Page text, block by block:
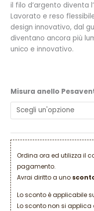
il filo d’argento diventa
Lavorato e reso
design innovativo, dal
diventano ancora più
unico e innovativo.
Misura anello
Ordina ora ed utilizza il
pagamento.
Avrai diritto a uno
Lo sconto è applicabile
Lo sconto non si